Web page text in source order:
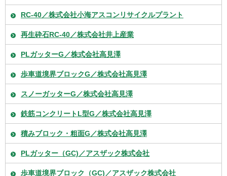
RC-40／株式会社小海アスコンリサイクルプラント
再生砕石RC-40／株式会社井上産業
PLガッターG／株式会社高見澤
歩車道境界ブロックG／株式会社高見澤
スノーガッターG／株式会社高見澤
鉄筋コンクリートL型G／株式会社高見澤
積みブロック・粗面G／株式会社高見澤
PLガッター（GC)／アスザック株式会社
歩車道境界ブロック（GC)／アスザック株式会社